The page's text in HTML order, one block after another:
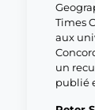
Times
aux
un
publié